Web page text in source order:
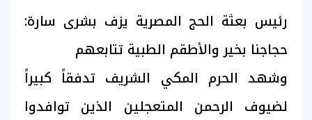
رئيس بعثة الحج المصرية يزف بشرى سارة:
حجاجنا بخير والأطقم الطبية تتابعهم
وشهد الحرم المكي الشريف تدفقاً كبيراً
لضيوف الرحمن المتعجلين الذين توافدوا